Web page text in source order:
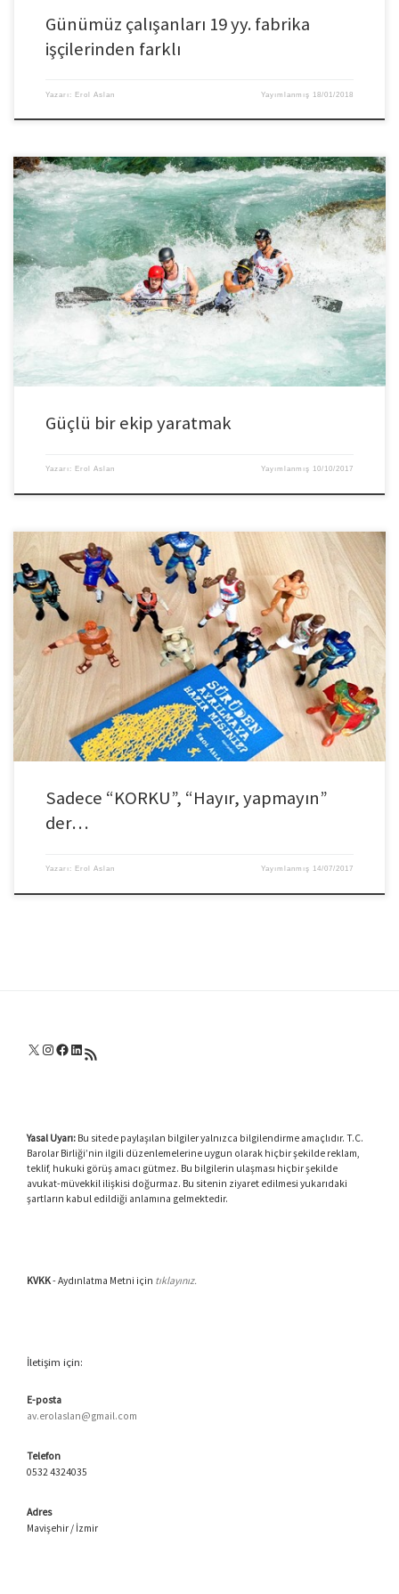
Günümüz çalışanları 19 yy. fabrika
işçilerinden farklı
Yazarı: Erol Aslan Yayımlanmış 18/01/2018
Güçlü bir ekip, organizasyonun en zor dönemlerinde ve tüm kısıtlamalara
karşın o çok zor dönemlerde; zoru başararak, krizden, zor şartlardan veya
sorunlardan kurtulmamızı sağlayabilir. Ve güçlenerek çıkmanızı
sağlarlar. Önemli bir iş, görev veya projenin başında bulunan güçlü bir ekiple
başarı kazanmalarına güvenebilirsiniz. Kaynaşmış ekipler, zor günler
boyunca moral sağlamamıza yardımcı […]
Güçlü bir ekip yaratmak
Yazarı: Erol Aslan Yayımlanmış 10/10/2017
Kişiler istediğini elde etmek için bir hedef koyarak ve zarar potansiyelini de
düşünerek dürüstçe bir beklenti, bir hedef oluşturmalıdır. Bu yapılmadığı
takdirde “hayaller” sadece bir resim olarak kalacak, istemekten ileri
gitmeyecektir. Başarının doyurucu olması isteniyorsa, kendine neden bu
amacı istediğin ve hangi yönünü geliştirmen gerektiğini de sormak gerekir.
Çünkü her […]
Sadece “KORKU”, “Hayır, yapmayın”
der…
Yazarı: Erol Aslan Yayımlanmış 14/07/2017
X Instagram
Facebook
LinkedIn
RSS akışı
Yasal Uyarı:Bu sitede paylaşılan bilgiler yalnızca bilgilendirme amaçlıdır. T.C.
Barolar Birliği’nin ilgili düzenlemelerine uygun olarak hiçbir şekilde reklam,
teklif, hukuki görüş amacı gütmez. Bu bilgilerin ulaşması hiçbir şekilde
avukat-müvekkil ilişkisi doğurmaz. Bu sitenin ziyaret edilmesi yukarıdaki
şartların kabul edildiği anlamına gelmektedir.
KVKK- Aydınlatma Metni için tıklayınız.
İletişim için:
E-posta
av.erolaslan@gmail.com
Telefon
0532 4324035
Adres
Mavişehir / İzmir